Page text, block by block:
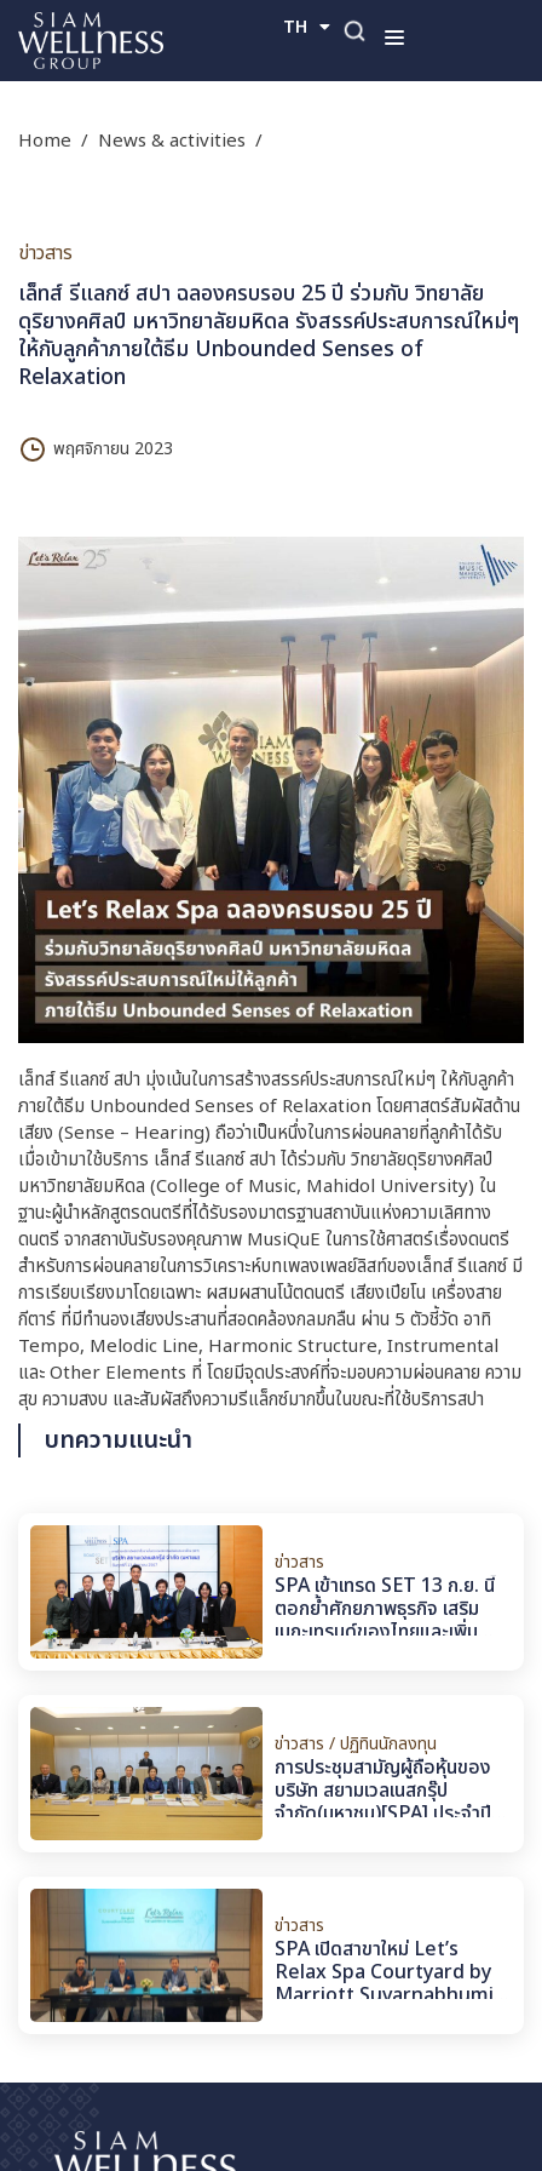
TH
EN
home / news & activities /
ข่าวสาร
เล็ทส์ รีแลกซ์ สปา ฉลองครบรอบ 25 ปี ร่วมกับ วิทยาลัย
ดุริยางคศิลป์ มหาวิทยาลัยมหิดล รังสรรค์ประสบการณ์ใหม่ๆ
ให้กับลูกค้าภายใต้ธีม Unbounded Senses of
Relaxation
พฤศจิกายน 2023
เล็ทส์ รีแลกซ์ สปา มุ่งเน้นในการสร้างสรรค์ประสบการณ์ใหม่ๆ ให้กับลูกค้า
ภายใต้ธีม Unbounded Senses of Relaxation โดยศาสตร์สัมผัสด้าน
เสียง (Sense – Hearing) ถือว่าเป็นหนึ่งในการผ่อนคลายที่ลูกค้าได้รับ
เมื่อเข้ามาใช้บริการ เล็ทส์ รีแลกซ์ สปา ได้ร่วมกับ วิทยาลัยดุริยางคศิลป์
มหาวิทยาลัยมหิดล (College of Music, Mahidol University) ใน
ฐานะผู้นำหลักสูตรดนตรีที่ได้รับรองมาตรฐานสถาบันแห่งความเลิศทาง
ดนตรี จากสถาบันรับรองคุณภาพ MusiQuE ในการใช้ศาสตร์เรื่องดนตรี
สำหรับการผ่อนคลายในการวิเคราะห์บทเพลงเพลย์ลิสท์ของเล็ทส์ รีแลกซ์ มี
การเรียบเรียงมาโดยเฉพาะ ผสมผสานโน้ตดนตรี เสียงเปียโน เครื่องสาย
กีตาร์ ที่มีทำนองเสียงประสานที่สอดคล้องกลมกลืน ผ่าน 5 ตัวชี้วัด อาทิ
Tempo, Melodic Line, Harmonic Structure, Instrumental
และ Other Elements ที่ โดยมีจุดประสงค์ที่จะมอบความผ่อนคลาย ความ
สุข ความสงบ และสัมผัสถึงความรีแล็กซ์มากขึ้นในขณะที่ใช้บริการสปา
บทความแนะนำ
ข่าวสาร
SPA เข้าเทรด SET 13 ก.ย. นี้
ตอกย้ำศักยภาพธุรกิจ เสริม
เมกะเทรนด์ของไทยและเพิ่ม
ข่าวสาร / ปฏิทินนักลงทุน
การประชุมสามัญผู้ถือหุ้นของ
บริษัท สยามเวลเนสกรุ๊ป
จำกัด(มหาชน)[SPA] ประจำปี
ข่าวสาร
SPA เปิดสาขาใหม่ Let’s
Relax Spa Courtyard by
Marriott Suvarnabhumi